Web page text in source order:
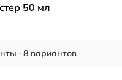
50 мл
· 8 вариантов